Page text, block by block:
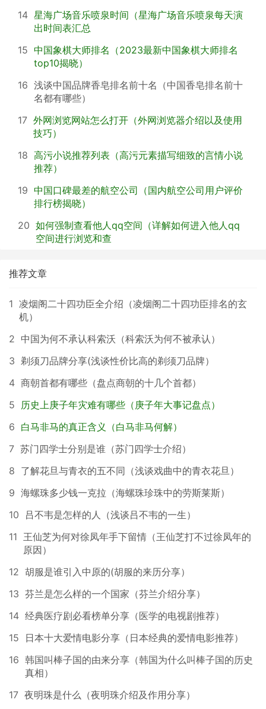
14 星海广场音乐喷泉时间（星海广场音乐喷泉每天演
出时间表汇总
15 中国象棋大师排名（2023最新中国象棋大师排名
top10揭晓）
16 浅谈中国品牌香皂排名前十名（中国香皂排名前十
名都有哪些）
17 外网浏览网站怎么打开（外网浏览器介绍以及使用
技巧）
18 高污小说推荐列表（高污元素描写细致的言情小说
推荐）
19 中国口碑最差的航空公司（国内航空公司用户评价
排行榜揭晓）
20 如何强制查看他人qq空间（详解如何进入他人qq
空间进行浏览和查
推荐文章
1 凌烟阁二十四功臣全介绍（凌烟阁二十四功臣排名的玄
机）
2 中国为何不承认科索沃（科索沃为何不被承认）
3 剃须刀品牌分享(浅谈性价比高的剃须刀品牌）
4 商朝首都有哪些（盘点商朝的十几个首都）
5 历史上庚子年灾难有哪些（庚子年大事记盘点）
6 白马非马的真正含义（白马非马何解）
7 苏门四学士分别是谁（苏门四学士介绍）
8 了解花旦与青衣的五不同（浅谈戏曲中的青衣花旦）
9 海螺珠多少钱一克拉（海螺珠珍珠中的劳斯莱斯）
10
吕不韦是怎样的人（浅谈吕不韦的一生）
11 王仙芝为何对徐凤年手下留情（王仙芝打不过徐凤年的
原因）
12 胡服是谁引入中原的(胡服的来历分享）
13 芬兰是怎么样的一个国家（芬兰介绍分享）
14 经典医疗剧必看榜单分享（医学的电视剧推荐）
15
日本十大爱情电影分享（日本经典的爱情电影推荐）
16 韩国叫棒子国的由来分享（韩国为什么叫棒子国的历史
真相）
17 夜明珠是什么（夜明珠介绍及作用分享）